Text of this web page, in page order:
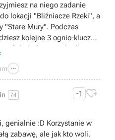
na niego zadanie
lokacji "Bliźniacze Rzeki", a
"Stare Mury". Podczas
kolejne 3 ognio-klucze.
użyć na zamkach w
by odblokować skarby. :)
:)

74 -1 
genialnie :D Korzystanie w
zabawę, ale jak kto woli.